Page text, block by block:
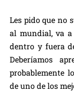
Les pido que no
al mundial, va
dentro y fuera
Deberíamos
probablemente
de uno de los